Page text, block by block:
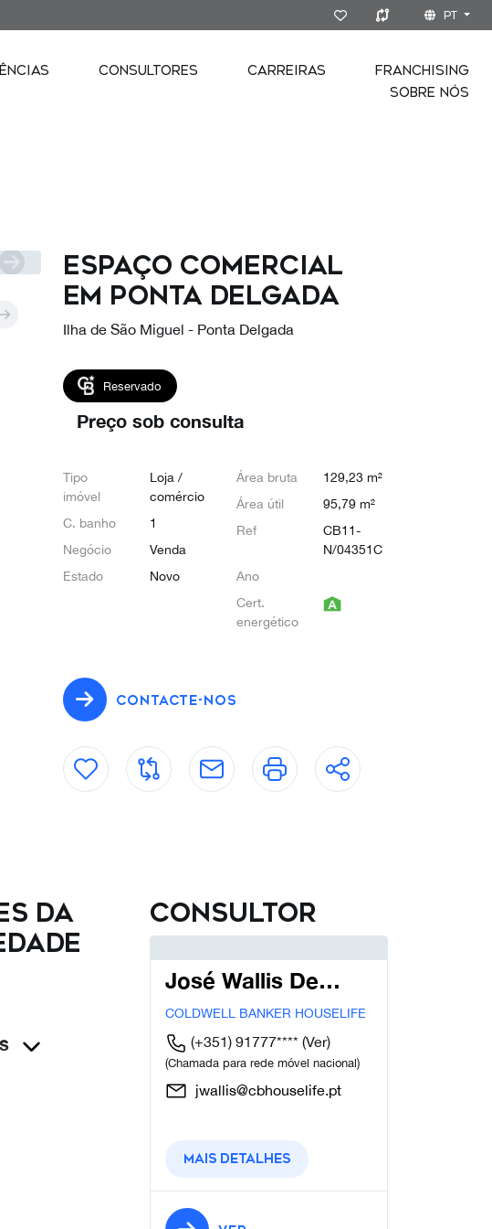
PT
CONSULTORES CARREIRAS
FRANCHISING
SOBRE NÓS
Espaço comercial
em Ponta Delgada
Ilha de São Miguel - Ponta Delgada
Reservado
Preço sob consulta
Tipo
imóvel
Loja /
comércio
C. banho
1
Negócio
Venda
Estado
Novo
Área bruta
129,23 m²
Área útil
95,79 m²
Ref
CB11-
N/04351C
Ano
Cert.
energético
CONTACTE-NOS
da
Consultor
José Wallis De
Carvalho
COLDWELL BANKER HOUSELIFE
(+351) 91777**** (Ver)
(Chamada para rede móvel nacional)
jwallis@cbhouselife.pt
Mais detalhes